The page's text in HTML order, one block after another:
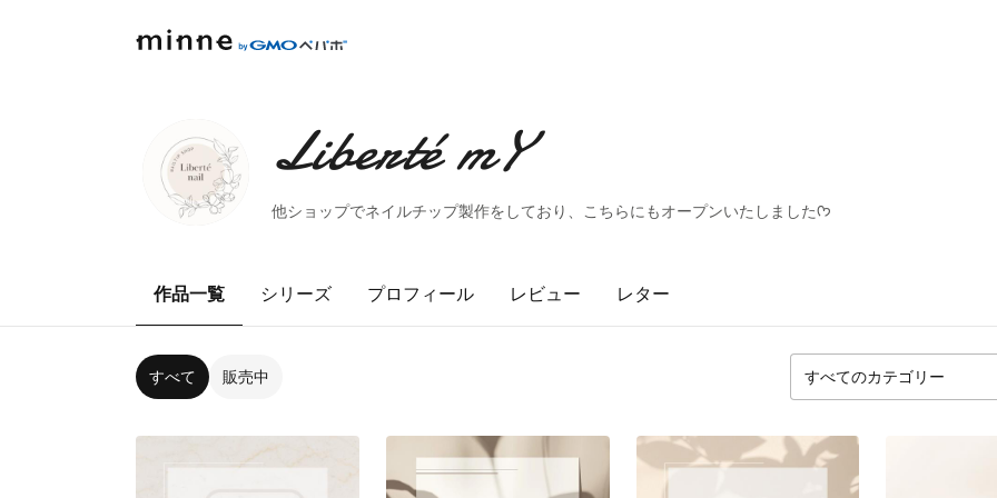
Liberté mY
他ショップでネイルチップ製作をしており、こちらにもオープンいたしましたᡣ𐭩
作品一覧 シリーズ プロフィール レビュー レター
すべて 販売中